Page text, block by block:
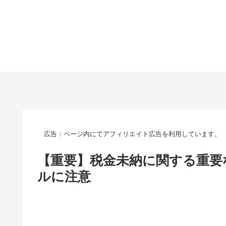
広告：ページ内にてアフィリエイト広告を利用しています。
【重要】税金未納に関する重
ルに注意